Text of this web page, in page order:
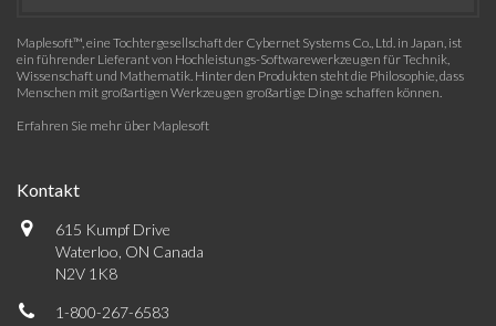
Maplesoft™, eine Tochtergesellschaft der Cybernet Systems Co., Ltd. in Japan, ist
ein führender Lieferant von Hochleistungs-Softwarewerkzeugen für Technik,
Wissenschaft und Mathematik. Hinter den Produkten steht die Philosophie, dass
Menschen mit großartigen Werkzeugen großartige Dinge schaffen können.
Erfahren Sie mehr über Maplesoft
Kontakt
615 Kumpf Drive
Waterloo, ON Canada
N2V 1K8
1-800-267-6583